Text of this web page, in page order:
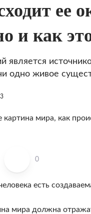
ее
и как
является
одно живое
0
есть
мира должна